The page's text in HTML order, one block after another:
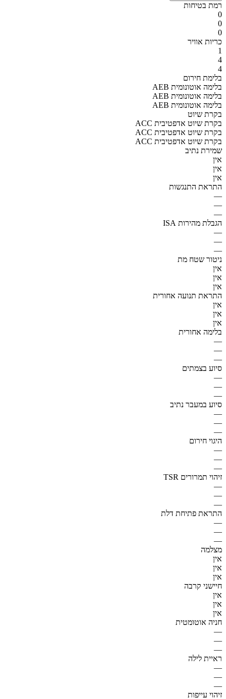
רמת בטיחות
0
0
0
כריות אוויר
1
4
4
בלימת חירום
AEB בלימה אוטונומית
AEB בלימה אוטונומית
AEB בלימה אוטונומית
בקרת שיוט
ACC בקרת שיוט אדפטיבית
ACC בקרת שיוט אדפטיבית
ACC בקרת שיוט אדפטיבית
שמירת נתיב
אין
אין
אין
התראת התנגשות
—
—
—
הגבלת מהירות ISA
—
—
—
ניטור שטח מת
אין
אין
אין
התראת תנועה אחורית
אין
אין
אין
בלימה אחורית
—
—
—
סיוע בצמתים
—
—
—
סיוע במעבר נתיב
—
—
—
היגוי חירום
—
—
—
זיהוי תמרורים TSR
—
—
—
התראת פתיחת דלת
—
—
—
מצלמה
אין
אין
אין
חיישני קרבה
אין
אין
אין
חניה אוטומטית
—
—
—
ראיית לילה
—
—
—
זיהוי עייפות